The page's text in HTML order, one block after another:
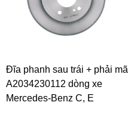
Đĩa phanh sau trái + phải mã
A2034230112 dòng xe
Mercedes-Benz C, E